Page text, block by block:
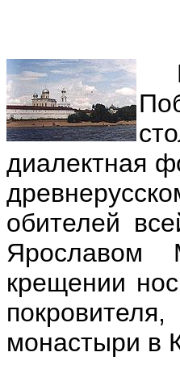
диалектная
обителей
Ярославом
крещении
монастыри в